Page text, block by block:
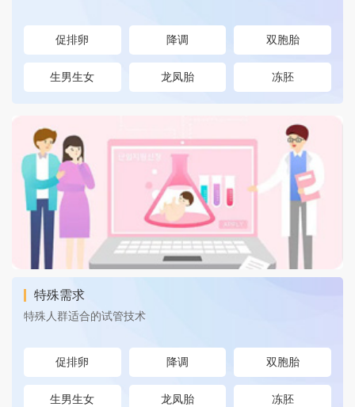
促排卵 降调 双胞胎
生男生女 龙凤胎 冻胚
特殊需求
特殊人群适合的试管技术
促排卵 降调 双胞胎
生男生女 龙凤胎 冻胚